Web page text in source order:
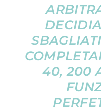
40, 200